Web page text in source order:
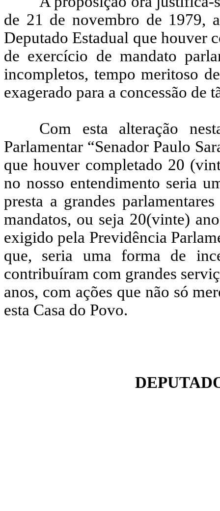
de 21 de novembro de 1979,
Deputado Estadual que houver
de exercício de mandato
incompletos, tempo meritoso
exagerado para a concessão de
Com esta alteração
Parlamentar “Senador Paulo
que houver completado 20
no nosso entendimento seria
presta a grandes
mandatos, ou seja 20(vinte)
exigido pela Previdência
que, seria uma forma de
contribuíram com grandes
anos, com ações que não só
esta Casa do Povo.